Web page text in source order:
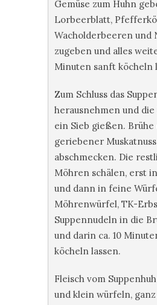
Gemüse zum Huhn
Lorbeerblatt,
Wacholderbeeren und
zugeben und alles
Minuten sanft köcheln
Zum Schluss das
herausnehmen und die
ein Sieb gießen. Brühe
geriebener Muskatnuss
abschmecken. Die
Möhren schälen, erst
und dann in feine
Möhrenwürfel, TK-
Suppennudeln in die
und darin ca. 10
köcheln lassen.
Fleisch vom
und klein würfeln, ganz